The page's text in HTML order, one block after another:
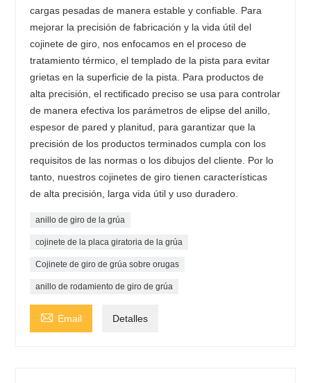
cargas pesadas de manera estable y confiable. Para
mejorar la precisión de fabricación y la vida útil del
cojinete de giro, nos enfocamos en el proceso de
tratamiento térmico, el templado de la pista para evitar
grietas en la superficie de la pista. Para productos de
alta precisión, el rectificado preciso se usa para controlar
de manera efectiva los parámetros de elipse del anillo,
espesor de pared y planitud, para garantizar que la
precisión de los productos terminados cumpla con los
requisitos de las normas o los dibujos del cliente. Por lo
tanto, nuestros cojinetes de giro tienen características
de alta precisión, larga vida útil y uso duradero.
anillo de giro de la grúa
cojinete de la placa giratoria de la grúa
Cojinete de giro de grúa sobre orugas
anillo de rodamiento de giro de grúa
 Email Detalles